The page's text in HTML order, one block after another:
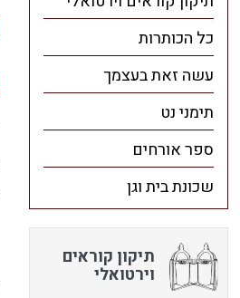
כל הכותרות
עשה זאת בעצמך
תימני נט
ספר אורחים
שכונת בית וגן
תיקון קוראים
וירטואלי